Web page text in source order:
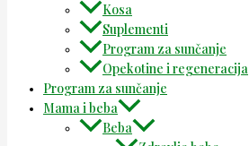
Kosa
Suplementi
Program za sunčanje
Opekotine i regeneracija
Program za sunčanje
Mama i beba
Beba